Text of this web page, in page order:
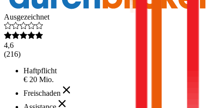
Ausgezeichnet
4,6
(216)
Haftpflicht
€ 20 Mio.
Freischaden